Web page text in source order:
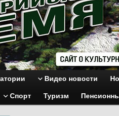
Видео новости
Спорт Туризм